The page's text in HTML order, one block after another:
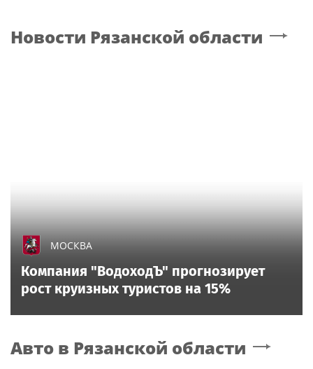
Новости Рязанской области
МОСКВА
Компания "ВодоходЪ" прогнозирует
рост круизных туристов на 15%
Авто в Рязанской области